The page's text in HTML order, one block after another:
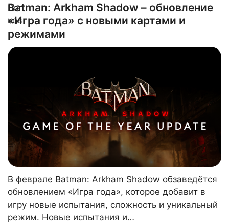
Batman: Arkham Shadow – обновление
«Игра года» с новыми картами и
режимами
В феврале Batman: Arkham Shadow обзаведётся
обновлением «Игра года», которое добавит в
игру новые испытания, сложность и уникальный
режим. Новые испытания и…